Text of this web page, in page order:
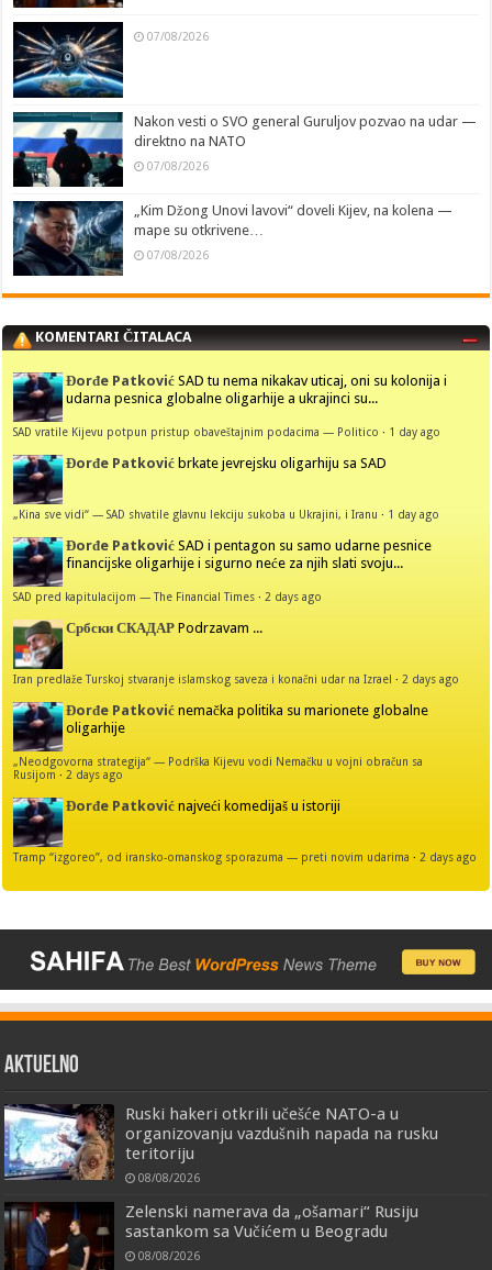
07/08/2026
Nakon vesti o SVO general Guruljov pozvao na udar —
direktno na NATO
07/08/2026
„Kim Džong Unovi lavovi“ doveli Kijev, na kolena —
mape su otkrivene…
07/08/2026
KOMENTARI ČITALACA
Đorđe Patković SAD tu nema nikakav uticaj, oni su kolonija i
udarna pesnica globalne oligarhije a ukrajinci su...
SAD vratile Kijevu potpun pristup obaveštajnim podacima — Politico · 1 day ago
Đorđe Patković brkate jevrejsku oligarhiju sa SAD
„Kina sve vidi“ — SAD shvatile glavnu lekciju sukoba u Ukrajini, i Iranu · 1 day ago
Đorđe Patković SAD i pentagon su samo udarne pesnice
financijske oligarhije i sigurno neće za njih slati svoju...
SAD pred kapitulacijom — The Financial Times · 2 days ago
Србски СКАДАР Podrzavam ...
Iran predlaže Turskoj stvaranje islamskog saveza i konačni udar na Izrael · 2 days ago
Đorđe Patković nemačka politika su marionete globalne
oligarhije
„Neodgovorna strategija“ — Podrška Kijevu vodi Nemačku u vojni obračun sa
Rusijom · 2 days ago
Đorđe Patković najveći komedijaš u istoriji
Tramp “izgoreo”, od iransko-omanskog sporazuma — preti novim udarima · 2 days ago
AKTUELNO
Ruski hakeri otkrili učešće NATO-a u
organizovanju vazdušnih napada na rusku
teritoriju
08/08/2026
Zelenski namerava da „ošamari“ Rusiju
sastankom sa Vučićem u Beogradu
08/08/2026